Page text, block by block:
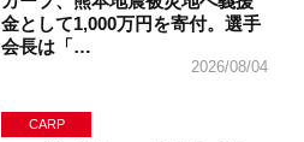
金として1,000万円を寄付。選手
会長は「…
2026/08/04
CARP